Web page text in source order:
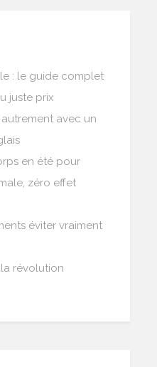
: le guide complet
juste prix
avec un
en été pour
zéro effet
éviter vraiment
révolution